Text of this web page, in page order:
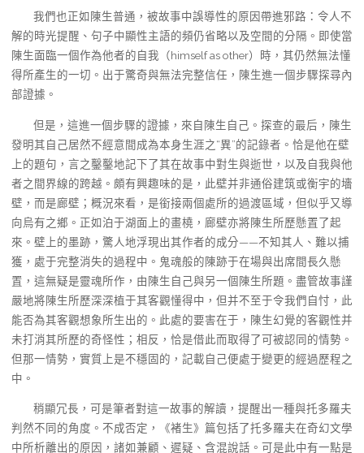
我們也正如陳生普通，被故事中誤導性的原因帶進邪路：令人不
解的時光提醒、句子中顯性主語的頻仍省略以及空間的分隔。即使當
陳生面臨一個作為他者的自我（himself as other）時，其仍然無法懂
得所產生的一切。出于驚奇與無法完整信任，陳生進一個步驟探尋內
部證據。
但是，這進一個步驟的證據，來自陳生自己。探查的最后，陳生
發明其自己居然不經意間成為本身生涯之“異”的記錄者。恰是他在壁
上的題句，言之鑿鑿地記下了其在故事中對生與逝世，以及自我與他
者之間界線的跨越。頗有興趣味的是，此壁并非通俗建筑或衡宇的墻
壁，而是廊壁；概況來看，是銜接兩個處所的過渡區域，但似乎又導
向烏有之鄉。正如泊于湖面上的畫橈，廊壁亦將陳生所歷懸置了起
來。壁上的墨跡，驚人地浮現出其作者的成分——不知其人、難以捕
獲，處于完整消失的過程中。鬼魂般的陳跡于在場與出席間長久懸
置，這無疑是靈魂所作，由陳生自己與另一個陳生所題。盡管故事謹
嚴地將陳生所歷深深植于其客觀懂得中，但并不至于令我們自忖，此
能否為其客觀想象所生出的。此處的要害在于，陳生幻覺的客觀性并
未打消其所歷的奇怪性；相反，恰是借此而取得了可被認同的情勢。
但那一情勢，實質上是不穩固的，記載自己便處于變更的經過歷程之
中。
稍顯冗長，可是筆者對這一故事的解讀，提醒出一種與托多羅夫
判然不同的角度。不成否定，《褚生》篇包括了托多羅夫在奇幻文學
中所析離出的原因，諸如兼顧、遲疑、含混說話。可是此中有一點是